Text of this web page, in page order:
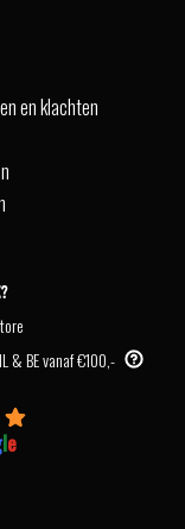
en klachten
& BE vanaf €100,-
le